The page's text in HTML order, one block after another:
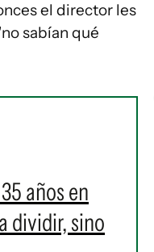
el director les
sabían qué
años en
dividir, sino